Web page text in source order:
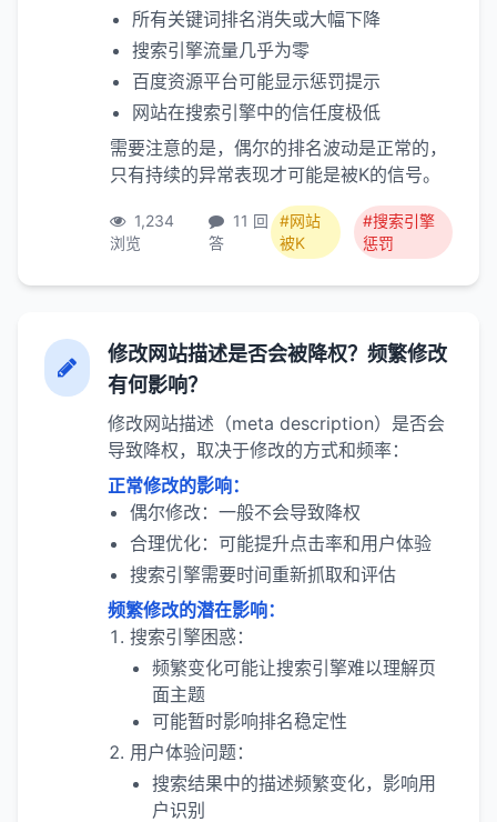
所有关键词排名消失或大幅下降
搜索引擎流量几乎为零
百度资源平台可能显示惩罚提示
网站在搜索引擎中的信任度极低
需要注意的是，偶尔的排名波动是正常的，
只有持续的异常表现才可能是被K的信号。
1,234
浏览
11 回
答
#网站
被K
#搜索引擎
惩罚
修改网站描述是否会被降权？频繁修改
有何影响？
修改网站描述（meta description）是否会
导致降权，取决于修改的方式和频率：
正常修改的影响：
偶尔修改：一般不会导致降权
合理优化：可能提升点击率和用户体验
搜索引擎需要时间重新抓取和评估
频繁修改的潜在影响：
搜索引擎困惑：
频繁变化可能让搜索引擎难以理解页
面主题
可能暂时影响排名稳定性
用户体验问题：
搜索结果中的描述频繁变化，影响用
户识别